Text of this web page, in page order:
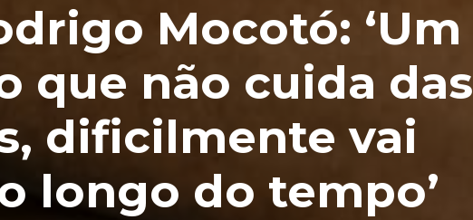
Mocotó: ‘Um
que não cuida das
dificilmente vai
longo do tempo’